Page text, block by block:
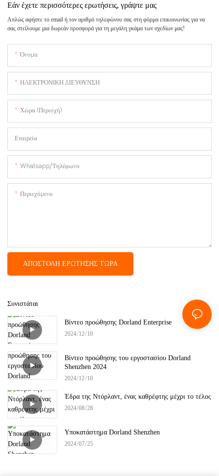
Εάν έχετε περισσότερες ερωτήσεις, γράψτε μας
Απλώς αφήστε το email ή τον αριθμό τηλεφώνου σας στη φόρμα επικοινωνίας για να
σας στείλουμε μια δωρεάν προσφορά για τη μεγάλη γκάμα των σχεδίων μας!
Όνομα
ΗΛΕΚΤΡΟΝΙΚΗ ΔΙΕΥΘΥΝΣΗ
Χώρα (Περιοχή)
Εταιρεία
Whatsapp/Τηλέφωνο
Περιεχόμενο
ΑΠΟΣΤΟΛΉ ΕΡΏΤΗΣΗΣ ΤΏΡΑ
Συνιστάται
Βίντεο προώθησης Dorland Enterprise
2024 12 10
Βίντεο προώθησης του εργοστασίου Dorland
Shenzhen 2024
2024 12 10
Έδρα της Ντόρλαντ, ένας καθρέφτης μέχρι το τέλος
2024 08 28
Υποκατάστημα Dorland Shenzhen
2024 07 25